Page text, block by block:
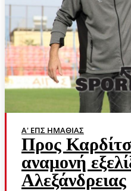
Α' ΕΠΣ ΗΜΑΘΊΑΣ
Προς
αναμονή
Αλεξάνδρειας